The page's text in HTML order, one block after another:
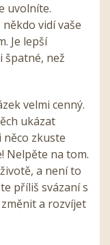
uvolníte.
vidí vaše
Je lepší
špatné, než
velmi cenný.
ukázat
zkuste
Nelpěte na tom.
a není to
příliš svázaní s
a rozvíjet